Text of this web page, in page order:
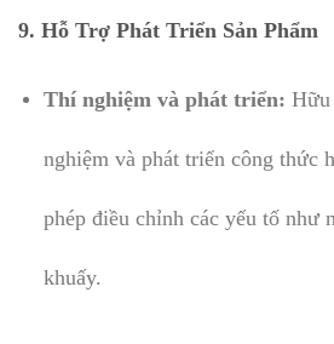
9. Hỗ Trợ Phát Triển Sản Phẩm
Thí nghiệm và phát triển:
nghiệm và phát triển công thức
phép điều chỉnh các yếu tố như
khuấy.